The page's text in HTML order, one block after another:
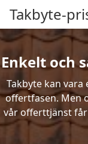
Takbyte-
Enkelt och
Takbyte kan
offertfasen. Men
vår offerttjänst